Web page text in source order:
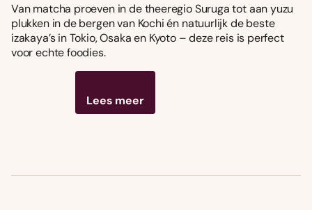
Van matcha proeven in de theeregio Suruga tot aan yuzu
plukken in de bergen van Kochi én natuurlijk de beste
izakaya’s in Tokio, Osaka en Kyoto – deze reis is perfect
voor echte foodies.
Lees meer